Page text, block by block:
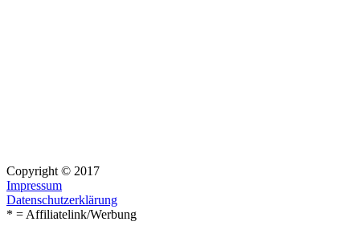
Copyright © 2017
Impressum
Datenschutzerklärung
* = Affiliatelink/Werbung